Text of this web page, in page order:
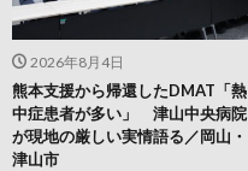
2026年8月4日
熊本支援から帰還したDMAT「熱
中症患者が多い」 津山中央病院
が現地の厳しい実情語る／岡山・
津山市